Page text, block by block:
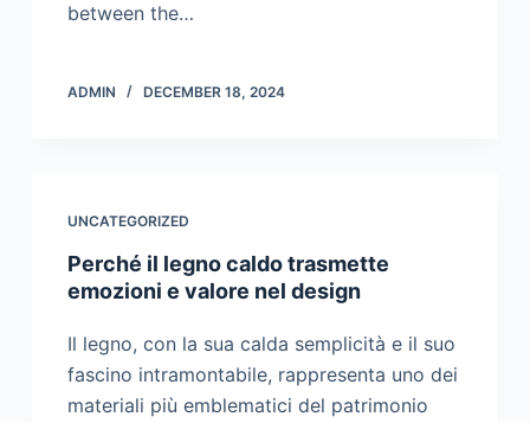
between the…
ADMIN DECEMBER 18, 2024
UNCATEGORIZED
Perché il legno caldo trasmette
emozioni e valore nel design
Il legno, con la sua calda semplicità e il suo
fascino intramontabile, rappresenta uno dei
materiali più emblematici del patrimonio